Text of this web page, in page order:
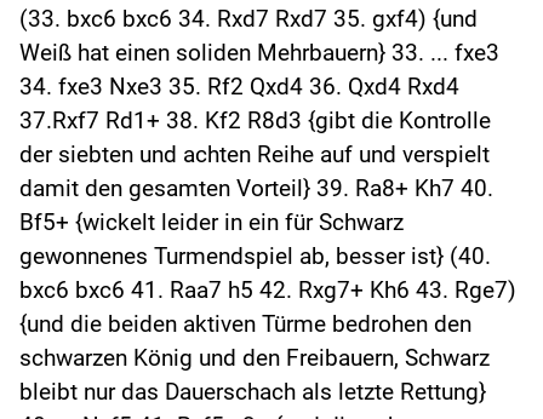
(33. bxc6 bxc6 34. Rxd7 Rxd7 35. gxf4) {und
Weiß hat einen soliden Mehrbauern} 33. ... fxe3
34. fxe3 Nxe3 35. Rf2 Qxd4 36. Qxd4 Rxd4
37.Rxf7 Rd1+ 38. Kf2 R8d3 {gibt die Kontrolle
der siebten und achten Reihe auf und verspielt
damit den gesamten Vorteil} 39. Ra8+ Kh7 40.
Bf5+ {wickelt leider in ein für Schwarz
gewonnenes Turmendspiel ab, besser ist} (40.
bxc6 bxc6 41. Raa7 h5 42. Rxg7+ Kh6 43. Rge7)
{und die beiden aktiven Türme bedrohen den
schwarzen König und den Freibauern, Schwarz
bleibt nur das Dauerschach als letzte Rettung}